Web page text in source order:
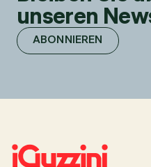
unseren
ABONNIEREN